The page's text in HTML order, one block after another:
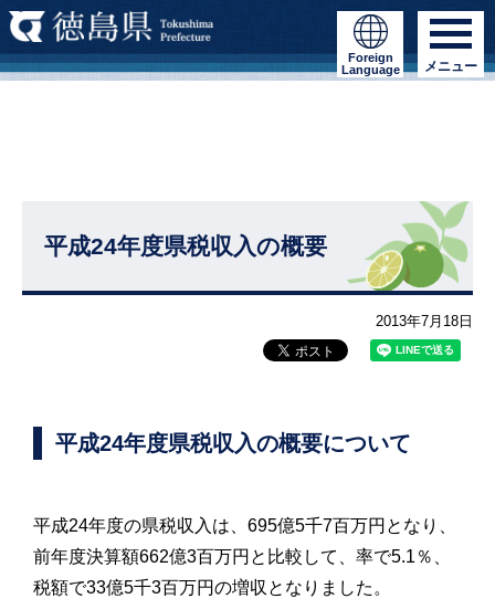
Foreign
Language
メニュー
平成24年度県税収入の概要
2013年7月18日
平成24年度県税収入の概要について
平成24年度の県税収入は、695億5千7百万円となり、
前年度決算額662億3百万円と比較して、率で5.1％、
税額で33億5千3百万円の増収となりました。